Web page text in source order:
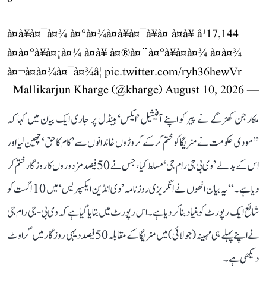
à¤à¥à¤¯à¤¾ à¤°à¤¾à¤à¥à¤¯à¥à¤ à¤à¥ â¹17,144
à¤à¤°à¥à¤¡à¤¼ à¤à¥ à¤®à¤¨à¤°à¥à¤à¤¾ à¤à¤¾
à¤¬à¤à¤¾à¤¯à¤¾â¦ pic.twitter.com/ryh36hewVr
— Mallikarjun Kharge (@kharge)
August 10, 2026
ملکارجن کھڑگے نے پیر کو اپنے آفیشیل ’ایکس‘ ہینڈل پر جاری ایک بیان میں کہا کہ
’’مودی حکومت نے منریگا کو ختم کر کے کروڑوں خاندانوں سے ’کام کا حق‘ چھین لیا اور
اس کے بدلے ’وی بی جی رام جی‘ مسلط کیا، جس نے 50 فیصد مزدوروں کا روزگار ختم کر
دیا ہے۔‘‘ یہ بیان انھوں نے انگریزی روزنامہ ’دی انڈین ایکسپریس‘ میں 10 اگست کو
شائع ایک رپورٹ کو بنیاد بنا کر دیا ہے۔ اس رپورٹ میں بتایا گیا ہے کہ وی بی-جی رام جی
نے اپنے پہلے ہی مہینہ (جولائی) میں منریگا کے مقابلہ 50 فیصد دیہی روزگار میں گراوٹ
دیکھی ہے۔